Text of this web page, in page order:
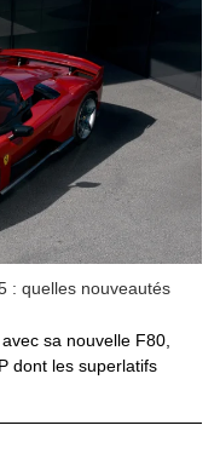
: quelles nouveautés
avec sa nouvelle F80,
dont les superlatifs